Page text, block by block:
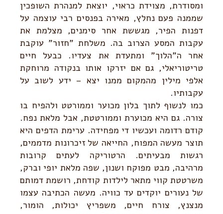
ומסודרת, מצוידת כראוי, יוצאת למנהרת השופכין
שממנה פעם נחלץ, מאירה בפנסים רבי עוצמה על
דפנות הפיר, מגששת אחר סימנים, מצלמת את
עקבות המסע הצרוב בה. משלחת "חזור" עוקבת
אחר ה"הלוך" ומתעדת את צעדיו. כבעל חיים
טריטוריאלי, גם אם יזרקו אותו בנקודה מרוחקת
אלפי מילין מהמקום ממנו יצא – ידע לשוב על
עקבותיו.
כמו לנשוף לתוך בלון מכוער וממורטט ולהפיח בו
צורה. גם היא מכוערת וממורטטת, אבל מלאת נפח.
קודם רדומה ועכשיו די מפחידה. ערימת הדפים היא
תוצר מעשה המפוח, החייאה של זיכרונות מדממים,
רגשות מבעיתים. הרטוריקה לעתים קרובות
מרהיבה, מבט מפוקח ושנון, שפה מלאת יופי וברק,
משרטטת קווי מתאר לילדות קודחת, רושמת דמותם
של נעורים יוקדים עד כוויה. מעשה הכתיבה עצמו
מנצנץ, צורח חיים, משפריץ יכולות, הומור,